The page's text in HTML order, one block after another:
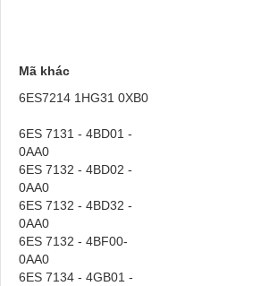
Mã khác
6ES7214
6ES 7131 - 4BD01 -
6ES 7132 - 4BD02 -
6ES 7132 - 4BD32 -
6ES 7132 - 4BF00-
6ES 7134 - 4GB01 -